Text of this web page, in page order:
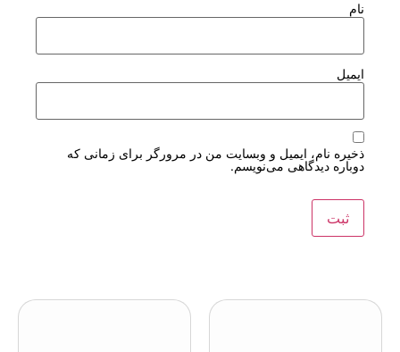
نام
ایمیل
ذخیره نام، ایمیل و وبسایت من در مرورگر برای زمانی که
دوباره دیدگاهی می‌نویسم.